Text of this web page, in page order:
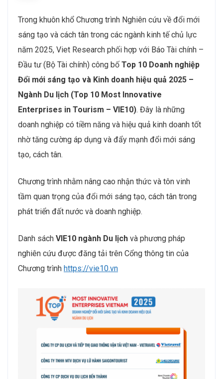
Trong khuôn khổ Chương trình Nghiên cứu về đổi mới
sáng tạo và cách tân trong các ngành kinh tế chủ lực
năm 2025, Viet Research phối hợp với Báo Tài chính –
Đầu tư (Bộ Tài chính) công bố Top 10 Doanh nghiệp
Đổi mới sáng tạo và Kinh doanh hiệu quả 2025 –
Ngành Du lịch (Top 10 Most Innovative
Enterprises in Tourism – VIE10). Đây là những
doanh nghiệp có tiềm năng và hiệu quả kinh doanh tốt
nhờ tăng cường áp dụng và đẩy mạnh đổi mới sáng
tạo, cách tân.
Chương trình nhằm nâng cao nhận thức và tôn vinh
tầm quan trọng của đổi mới sáng tạo, cách tân trong
phát triển đất nước và doanh nghiệp.
Danh sách VIE10 ngành Du lịch và phương pháp
nghiên cứu được đăng tải trên Cổng thông tin của
Chương trình https://vie10.vn